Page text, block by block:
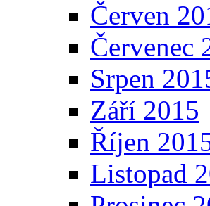
Červen
Červenec
Srpen
Září 2015
Říjen
Listopad